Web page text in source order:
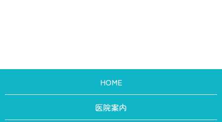
HOME
医院案内